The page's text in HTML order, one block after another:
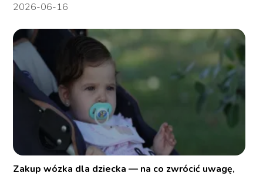
2026-06-16
Zakup wózka dla dziecka — na co zwrócić uwagę,